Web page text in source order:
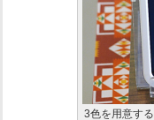
3色を用意する